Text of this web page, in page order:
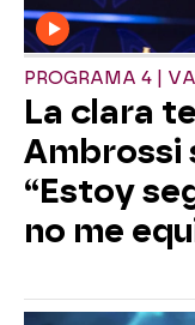
PROGRAMA 4 |
La clara
Ambrossi
“Estoy
no me